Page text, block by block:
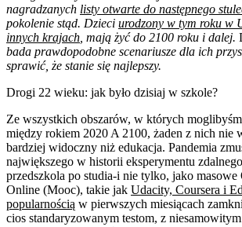
nagradzanych listy otwarte do następnego
pokolenie stąd. Dzieci urodzony w tym roku w
innych krajach , mają żyć do 2100 roku i dalej.
bada prawdopodobne scenariusze dla ich
sprawić, że stanie się najlepszy.
Drogi 22 wieku: jak było dzisiaj w szkole?
Ze wszystkich obszarów, w których
między rokiem 2020 A 2100, żaden z nich nie
bardziej widoczny niż edukacja. Pandemia
największego w historii eksperymentu
przedszkola po studia-i nie tylko, jako masowe
Online (Mooc), takie jak Udacity, Coursera i
popularnością w pierwszych miesiącach
cios standaryzowanym testom, z niesamowitym